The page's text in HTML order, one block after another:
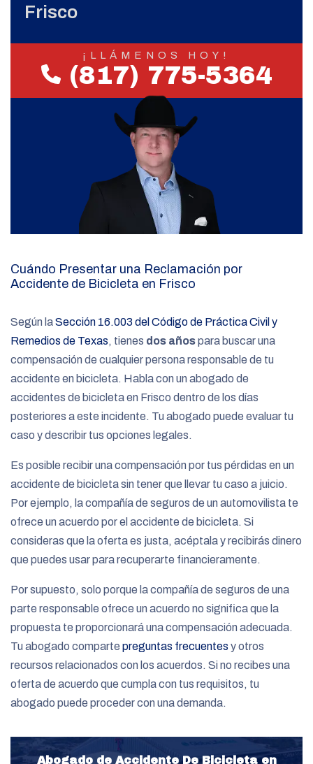
Frisco
¡LLÁMENOS HOY!
(817) 775-5364
Cuándo Presentar una Reclamación por
Accidente de Bicicleta en Frisco
Según laSección 16.003 del Código de Práctica Civil y
Remedios de Texas, tienes dos añospara buscar una
compensación de cualquier persona responsable de tu
accidente en bicicleta. Habla con un abogado de
accidentes de bicicleta en Frisco dentro de los días
posteriores a este incidente. Tu abogado puede evaluar tu
caso y describir tus opciones legales.
Es posible recibir una compensación por tus pérdidas en un
accidente de bicicleta sin tener que llevar tu caso a juicio.
Por ejemplo, la compañía de seguros de un automovilista te
ofrece un acuerdo por el accidente de bicicleta. Si
consideras que la oferta es justa, acéptala y recibirás dinero
que puedes usar para recuperarte financieramente.
Por supuesto, solo porque la compañía de seguros de una
parte responsable ofrece un acuerdo no significa que la
propuesta te proporcionará una compensación adecuada.
Tu abogado comparte preguntas frecuentes y otros
recursos relacionados con los acuerdos. Si no recibes una
oferta de acuerdo que cumpla con tus requisitos, tu
abogado puede proceder con una demanda.
Abogado de Accidente De Bicicleta en